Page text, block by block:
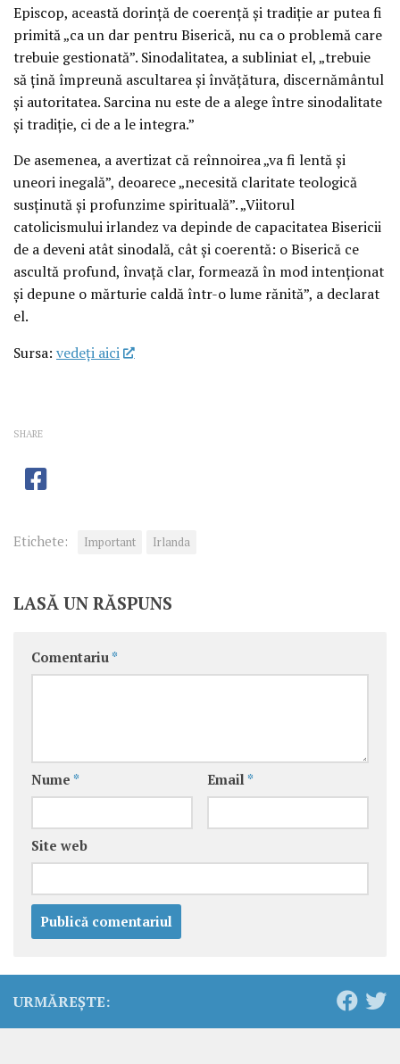
Episcop, această dorință de coerență și tradiție ar putea fi
primită „ca un dar pentru Biserică, nu ca o problemă care
trebuie gestionată”. Sinodalitatea, a subliniat el, „trebuie
să țină împreună ascultarea și învățătura, discernământul
și autoritatea. Sarcina nu este de a alege între sinodalitate
și tradiție, ci de a le integra.”
De asemenea, a avertizat că reînnoirea „va fi lentă și
uneori inegală”, deoarece „necesită claritate teologică
susținută și profunzime spirituală”. „Viitorul
catolicismului irlandez va depinde de capacitatea Bisericii
de a deveni atât sinodală, cât și coerentă: o Biserică ce
ascultă profund, învață clar, formează în mod intenționat
și depune o mărturie caldă într-o lume rănită”, a declarat
el.
Sursa: vedeţi aici
SHARE
Etichete: Important Irlanda
LASĂ UN RĂSPUNS
Comentariu *
Nume * Email *
Site web
URMĂREȘTE: